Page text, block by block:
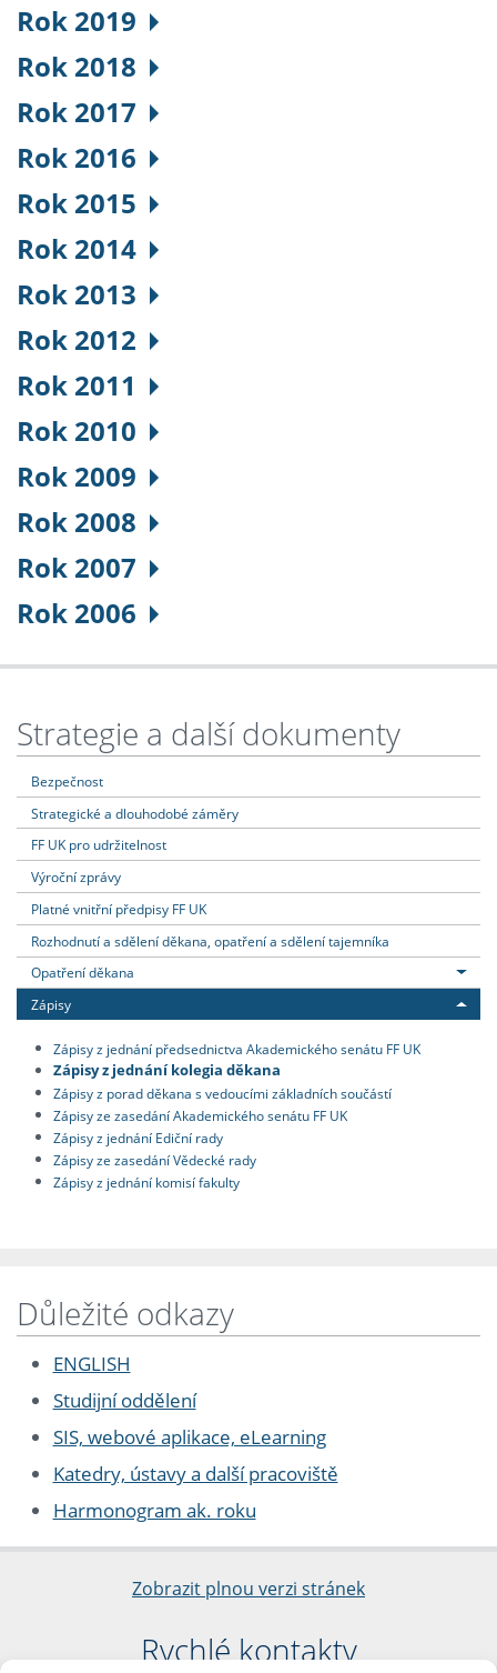
Rok 2019
Rok 2018
Rok 2017
Rok 2016
Rok 2015
Rok 2014
Rok 2013
Rok 2012
Rok 2011
Rok 2010
Rok 2009
Rok 2008
Rok 2007
Rok 2006
Strategie a další dokumenty
Bezpečnost
Strategické a dlouhodobé záměry
FF UK pro udržitelnost
Výroční zprávy
Platné vnitřní předpisy FF UK
Rozhodnutí a sdělení děkana, opatření a sdělení tajemníka
Opatření děkana
Zápisy
Zápisy z jednání předsednictva Akademického senátu FF UK
Zápisy z jednání kolegia děkana
Zápisy z porad děkana s vedoucími základních součástí
Zápisy ze zasedání Akademického senátu FF UK
Zápisy z jednání Ediční rady
Zápisy ze zasedání Vědecké rady
Zápisy z jednání komisí fakulty
Důležité odkazy
ENGLISH
Studijní oddělení
SIS, webové aplikace, eLearning
Katedry, ústavy a další pracoviště
Harmonogram ak. roku
Zobrazit plnou verzi stránek
Rychlé kontakty